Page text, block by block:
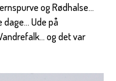
og Rødhalse...
Ude på
og det var